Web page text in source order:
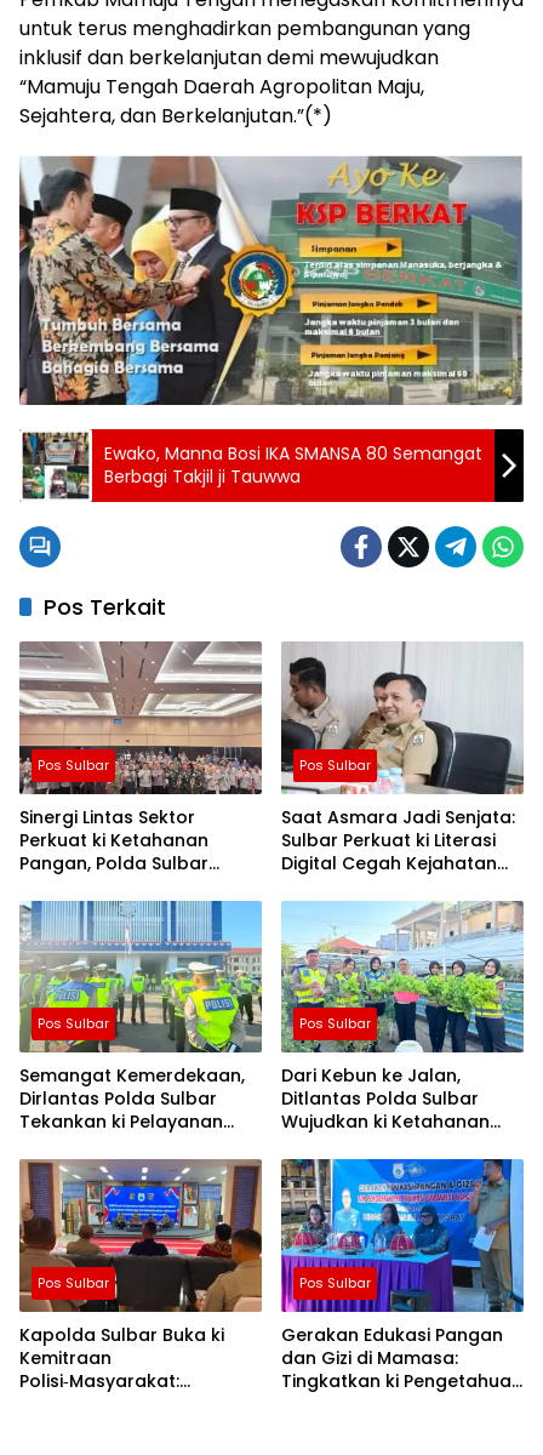
untuk terus menghadirkan pembangunan yang
inklusif dan berkelanjutan demi mewujudkan
“Mamuju Tengah Daerah Agropolitan Maju,
Sejahtera, dan Berkelanjutan.”(*)
Ewako, Manna Bosi IKA SMANSA 80 Semangat
Berbagi Takjil ji Tauwwa
Pos Terkait
Pos Sulbar
Sinergi Lintas Sektor
Perkuat ki Ketahanan
Pangan, Polda Sulbar
Sawah dan Mitigasi
Kekeringan
Pos Sulbar
Saat Asmara Jadi Senjata:
Sulbar Perkuat ki Literasi
Digital Cegah Kejahatan
Pos Sulbar
Semangat Kemerdekaan,
Dirlantas Polda Sulbar
Tekankan ki Pelayanan
Menyentuh Hati
Pos Sulbar
Dari Kebun ke Jalan,
Ditlantas Polda Sulbar
Wujudkan ki Ketahanan
untuk Masyarakat
Pos Sulbar
Kapolda Sulbar Buka ki
Kemitraan
Polisi‑Masyarakat:
Pos Sulbar
Gerakan Edukasi Pangan
dan Gizi di Mamasa:
Tingkatkan ki Pengetahuan